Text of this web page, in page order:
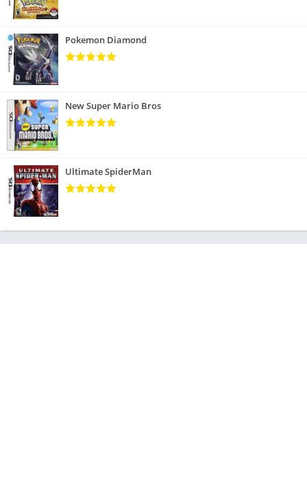
Pokemon Diamond
New Super Mario Bros
Ultimate SpiderMan